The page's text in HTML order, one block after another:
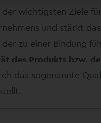
der wichtigsten Ziele
und stärkt das
zu einer Bindung
des Produkts bzw.
das sogenannte